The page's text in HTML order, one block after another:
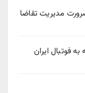
ضرورت مدیریت تقاضا
فوتبال ایران